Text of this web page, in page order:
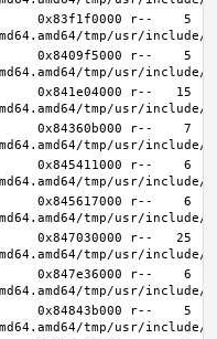
0x83f1f0000 r--    5
0x8409f5000 r--    5
0x841e04000 r--   15
0x84360b000 r--    7
0x845411000 r--    6
0x845617000 r--    6
0x847030000 r--   25
0x847e36000 r--    6
0x84843b000 r--    5